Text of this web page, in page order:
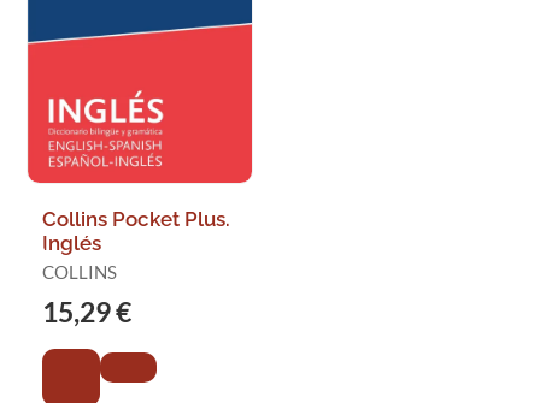
Collins Pocket Plus.
Inglés
COLLINS
15,29 €